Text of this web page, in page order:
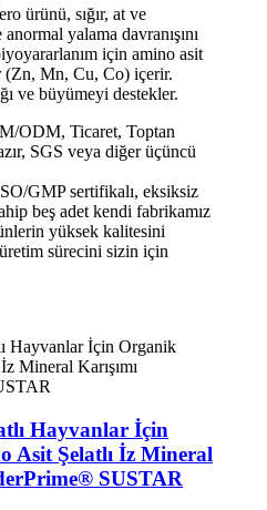
ürünü, sığır, at ve
yalama davranışını
için amino asit
(Zn, Mn, Cu, Co) içerir.
ve büyümeyi destekler.
ODM, Ticaret, Toptan
SGS veya diğer üçüncü
GMP sertifikalı, eksiksiz
beş adet kendi fabrikamız
yüksek kalitesini
sürecini sizin için
Hayvanlar İçin
Asit Şelatlı İz Mineral
SUSTAR